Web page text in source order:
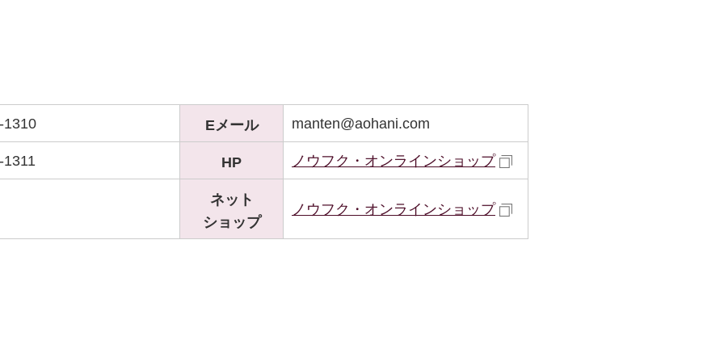
1310 Eメール manten@aohani.com
HP ノウフク・オンラインショップ
ネット
ショップ
ノウフク・オンラインショップ